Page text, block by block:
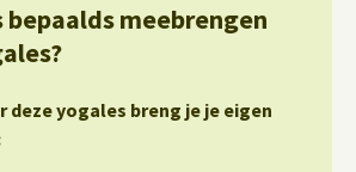
bepaalds meebrengen
deze yogales breng je je eigen